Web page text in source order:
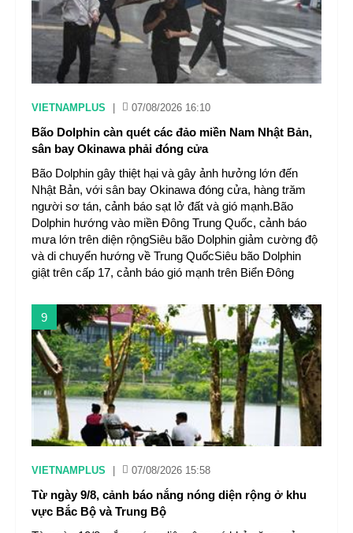
VIETNAMPLUS 07/08/2026 16:10
Bão Dolphin càn quét các đảo miền Nam Nhật Bản,
sân bay Okinawa phải đóng cửa
Bão Dolphin gây thiệt hại và gây ảnh hưởng lớn đến
Nhật Bản, với sân bay Okinawa đóng cửa, hàng trăm
người sơ tán, cảnh báo sạt lở đất và gió mạnh.Bão
Dolphin hướng vào miền Đông Trung Quốc, cảnh báo
mưa lớn trên diện rộngSiêu bão Dolphin giảm cường độ
và di chuyển hướng về Trung QuốcSiêu bão Dolphin
giật trên cấp 17, cảnh báo gió mạnh trên Biển Đông
9
VIETNAMPLUS 07/08/2026 15:58
Từ ngày 9/8, cảnh báo nắng nóng diện rộng ở khu
vực Bắc Bộ và Trung Bộ